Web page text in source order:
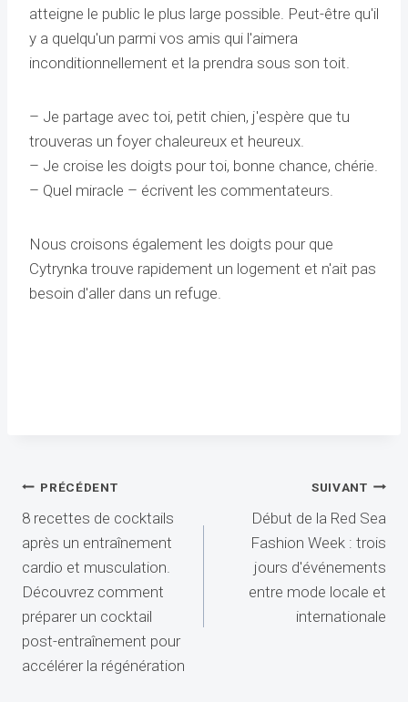
atteigne le public le plus large possible. Peut-être qu'il
y a quelqu'un parmi vos amis qui l'aimera
inconditionnellement et la prendra sous son toit.
– Je partage avec toi, petit chien, j'espère que tu
trouveras un foyer chaleureux et heureux.
– Je croise les doigts pour toi, bonne chance, chérie.
– Quel miracle – écrivent les commentateurs.
Nous croisons également les doigts pour que
Cytrynka trouve rapidement un logement et n'ait pas
besoin d'aller dans un refuge.
Navigation
de
l’article
PRÉCÉDENT
8 recettes de cocktails
après un entraînement
cardio et musculation.
Découvrez comment
préparer un cocktail
post-entraînement pour
accélérer la régénération
SUIVANT
Début de la Red Sea
Fashion Week : trois
jours d'événements
entre mode locale et
internationale